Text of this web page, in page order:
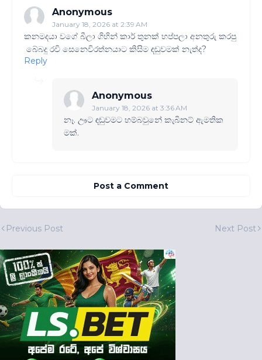
Anonymous
January 18, 2026 at 2:39 AM
කනමදයා වගේ බීලා ගිහින් කාර් තුනක් හප්පලා අනතුරු කරපු
බේබදු රවි සෙනෙවිරත්නයාට කිසිම ඳඬුවමක් නැත්ද?
Reply
Anonymous
January 18, 2026 at 3:36 AM
නෑ. ඌට ඳඬුවමට හම්බවුනේ කැබිනට් ඇමතික
මක්.
Post a Comment
Previous Post Next Post